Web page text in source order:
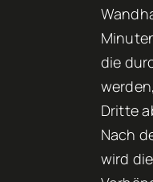
die
Dritte
Nach
wird